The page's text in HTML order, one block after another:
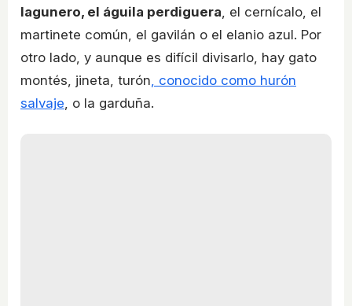
lagunero, el águila perdiguera , el cernícalo, el
martinete común, el gavilán o el elanio azul. Por
otro lado, y aunque es difícil divisarlo, hay gato
montés, jineta, turón , conocido como hurón
salvaje , o la garduña.